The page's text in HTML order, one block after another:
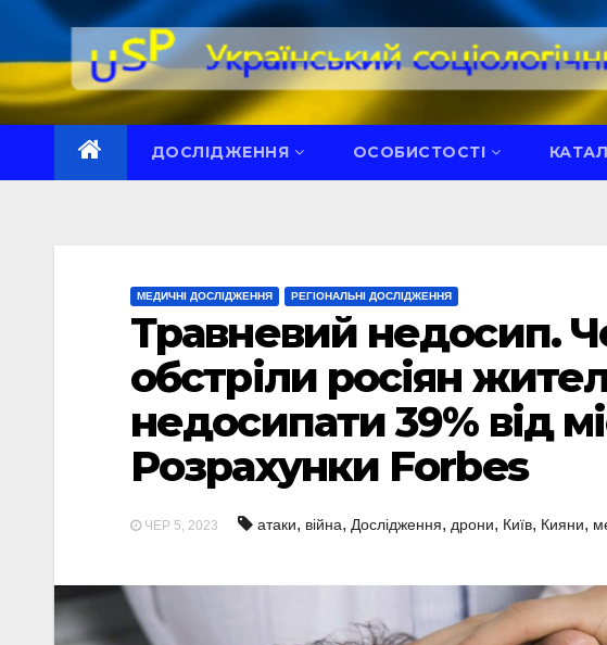
Перейти
вмісту
ДОСЛІДЖЕННЯ ОСОБИСТОСТІ
МЕДИЧНІ ДОСЛІДЖЕННЯ РЕГІОНАЛЬНІ ДОСЛІДЖЕННЯ
Травневий недосип.
обстріли росіян
недосипати 39% від
Розрахунки Forbes
ЧЕР 5, 2023 атаки, війна, Дослідження, дрони, Київ, Кияни,